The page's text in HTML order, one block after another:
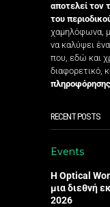
αποτελεί τον
του
χαμηλόφωνα,
να καλύψει
που, εδώ και
διαφορετικό,
RECENT POSTS
Events
Η Optical
μια διεθνή
2026